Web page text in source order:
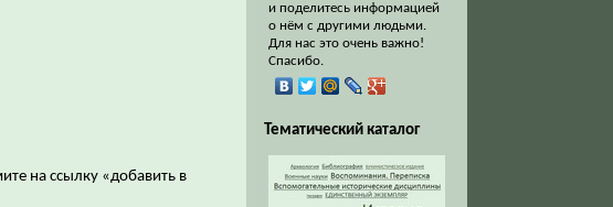
на ссылку «добавить в
и поделитесь информацией
о нём с другими людьми.
Для нас это очень важно!
Спасибо.
Тематический каталог